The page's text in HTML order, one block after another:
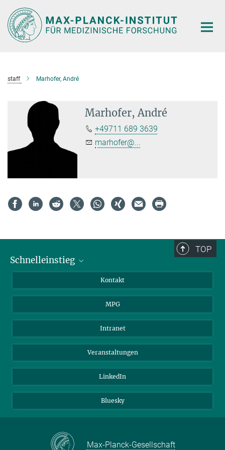
Hauptinhalt
staff Marhofer, André
Marhofer, André
+49711 689 3639
marhofer@...
TOP
Schnelleinstieg
Wissenschaftler*innen
Studierende
Bewerber*innen
Kontakt
MPG
Intranet
Veranstaltungen
LinkedIn
Bluesky
Max-Planck-Gesellschaft